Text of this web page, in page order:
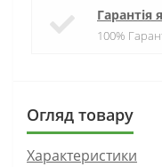
Гарантія
100%
Огляд товару
Характеристики